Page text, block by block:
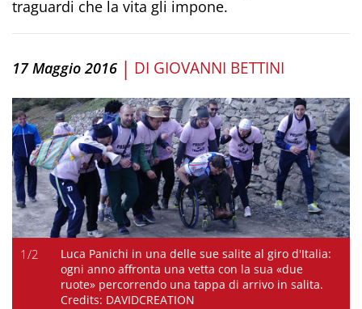
traguardi che la vita gli impone.
17 Maggio 2016 | DI GIOVANNI BETTINI
1 /2
Luca Panichi in una delle sue salite al giro d'Italia:
ogni anno affronta una vetta con la sua «due
ruote» percorrendo una tappa di arrivo in salita.
Credits: DAVIDCREATION